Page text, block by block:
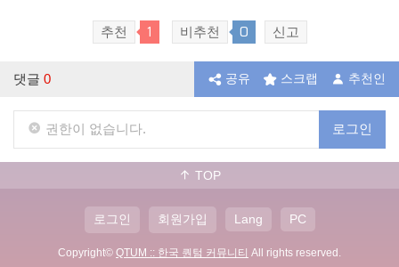
추천 1 비추천 0 신고
댓글 0 공유 스크랩 추천인
권한이 없습니다. 로그인
TOP
로그인 회원가입 Lang PC
Copyright© QTUM :: 한국 퀀텀 커뮤니티 All rights reserved.